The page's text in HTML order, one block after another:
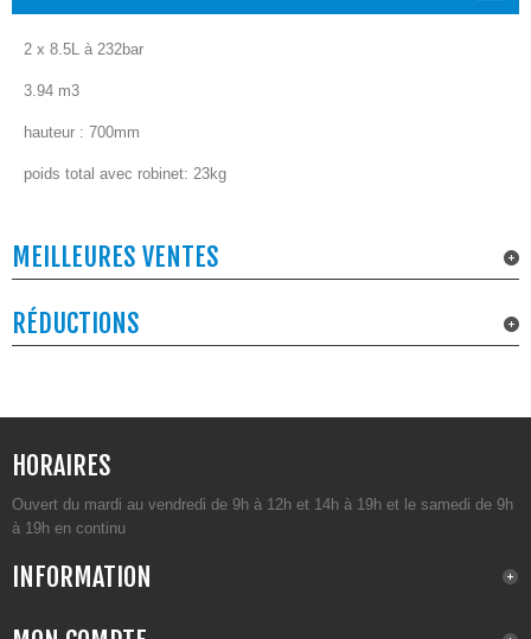
2 x 8.5L à 232bar
3.94 m3
hauteur : 700mm
poids total avec robinet: 23kg
MEILLEURES VENTES
RÉDUCTIONS
HORAIRES
Ouvert du mardi au vendredi de 9h à 12h et 14h à 19h et le samedi de 9h
à 19h en continu
INFORMATION